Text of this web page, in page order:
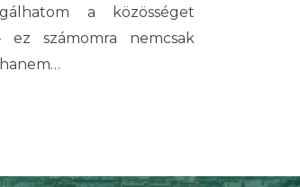
a közösséget
ez számomra nemcsak